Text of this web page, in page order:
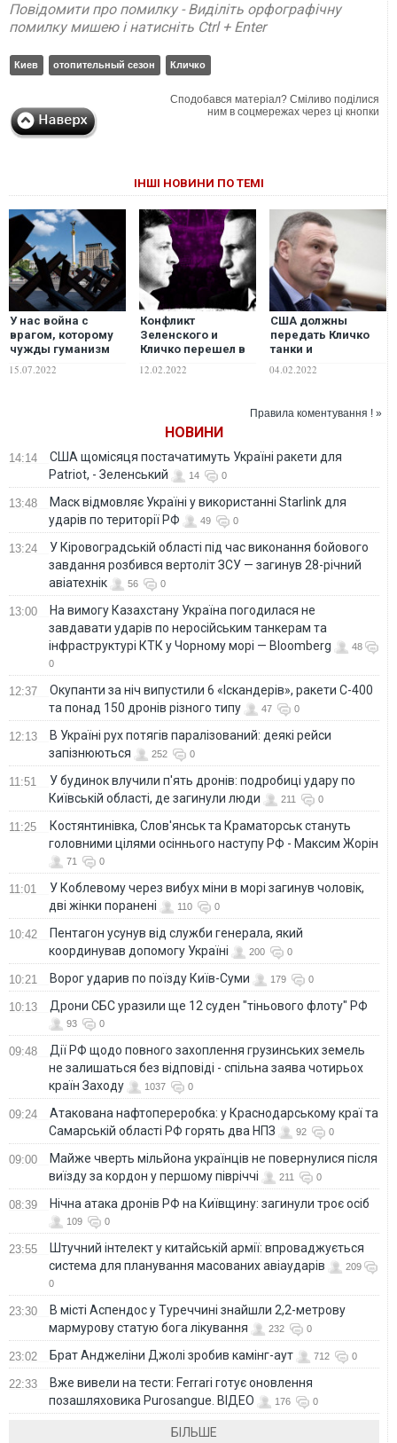
Повідомити про помилку - Виділіть орфографічну
помилку мишею і натисніть Ctrl + Enter
Киев отопительный сезон Кличко
Сподобався матеріал? Сміливо поділися
ним в соцмережах через ці кнопки
ІНШІ НОВИНИ ПО ТЕМІ
У нас война с
врагом, которому
чужды гуманизм
к чему Киеву нужно
15.07.2022
Конфликт
Зеленского и
Кличко перешел в
выигрывает
12.02.2022
США должны
передать Кличко
танки и
военной операции
источники
04.02.2022
Правила коментування ! »
НОВИНИ
14:14
США щомісяця постачатимуть Україні ракети для
Patriot, - Зеленський
14 0
13:48
Маск відмовляє Україні у використанні Starlink для
ударів по території РФ
49 0
13:24
У Кіровоградській області під час виконання бойового
завдання розбився вертоліт ЗСУ — загинув 28-річний
авіатехнік
56 0
13:00
На вимогу Казахстану Україна погодилася не
завдавати ударів по неросійським танкерам та
інфраструктурі КТК у Чорному морі — Bloomberg
48
0
12:37
Окупанти за ніч випустили 6 «Іскандерів», ракети С-400
та понад 150 дронів різного типу
47 0
12:13
В Україні рух потягів паралізований: деякі рейси
запізнюються
252 0
11:51
У будинок влучили п'ять дронів: подробиці удару по
Київській області, де загинули люди
211 0
11:25
Костянтинівка, Слов'янськ та Краматорськ стануть
головними цілями осіннього наступу РФ - Максим Жорін
71 0
11:01
У Коблевому через вибух міни в морі загинув чоловік,
дві жінки поранені
110 0
10:42
Пентагон усунув від служби генерала, який
координував допомогу Україні
200 0
10:21 Ворог ударив по поїзду Київ-Суми 179 0
10:13 Дрони СБС уразили ще 12 суден "тіньового флоту" РФ
93 0
09:48
Дії РФ щодо повного захоплення грузинських земель
не залишаться без відповіді - спільна заява чотирьох
країн Заходу
1037 0
09:24
Атакована нафтопереробка: у Краснодарському краї та
Самарській області РФ горять два НПЗ
92 0
09:00
Майже чверть мільйона українців не повернулися після
виїзду за кордон у першому півріччі
211 0
08:39 Нічна атака дронів РФ на Київщину: загинули троє осіб
109 0
23:55
Штучний інтелект у китайській армії: впроваджується
система для планування масованих авіаударів
209
0
23:30
В місті Аспендос у Туреччині знайшли 2,2-метрову
мармурову статую бога лікування
232 0
23:02 Брат Анджеліни Джолі зробив камінг-аут 712 0
22:33
Вже вивели на тести: Ferrari готує оновлення
позашляховика Purosangue. ВІДЕО
176 0
БІЛЬШЕ